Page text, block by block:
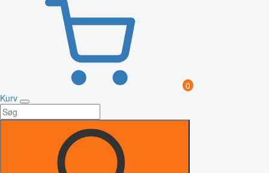
0
Kurv